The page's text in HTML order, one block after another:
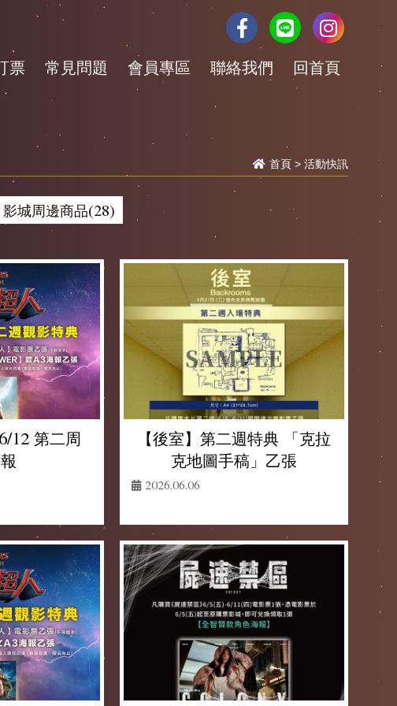
票 常見問題 會員專區 聯絡我們 回首頁
首頁 > 活動快訊
影城周邊商品(28)
12 第二周
【後室】第二週特典 「克拉
克地圖手稿」乙張
2026.06.06